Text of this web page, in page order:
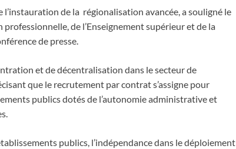
l’instauration de la régionalisation avancée, a souligné le
de l’Enseignement supérieur et de la
de presse.
et de décentralisation dans le secteur de
que le recrutement par contrat s’assigne pour
publics dotés de l’autonomie administrative et
publics, l’indépendance dans le déploiement